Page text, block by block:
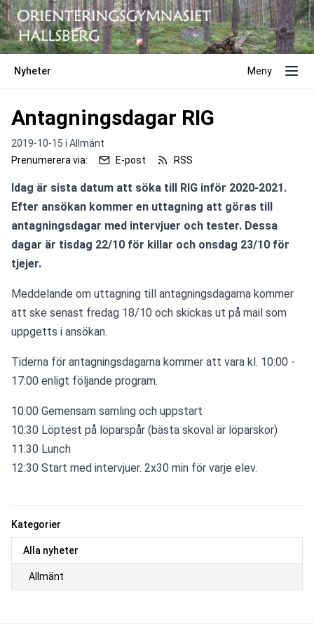
Nyheter Meny
Kategorier
Alla nyheter
Allmänt
Antagningsdagar RIG
2019-10-15 i Allmänt
Prenumerera via:
E-post RSS
Idag är sista datum att söka till RIG inför 2020-2021.
Efter ansökan kommer en uttagning att göras till
antagningsdagar med intervjuer och tester. Dessa
dagar är tisdag 22/10 för killar och onsdag 23/10 för
tjejer.
Meddelande om uttagning till antagningsdagarna kommer
att ske senast fredag 18/10 och skickas ut på mail som
uppgetts i ansökan.
Tiderna för antagningsdagarna kommer att vara kl. 10:00 -
17:00 enligt följande program.
10:00 Gemensam samling och uppstart
10:30 Löptest på löparspår (bästa skoval är löparskor)
11:30 Lunch
12:30 Start med intervjuer. 2x30 min för varje elev.